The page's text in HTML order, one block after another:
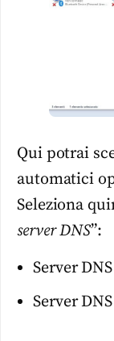
Qui potrai
automatici
Seleziona
server DNS”:
Server
Server